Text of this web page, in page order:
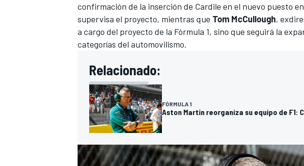
confirmación de la inserción de Cardile en el nuevo puesto
supervisa el proyecto, mientras que Tom McCullough,
a cargo del proyecto de la Fórmula 1, sino que seguirá la
categorías del automovilismo.
Relacionado:
FÓRMULA 1
Aston Martin reorganiza su equipo de F1: